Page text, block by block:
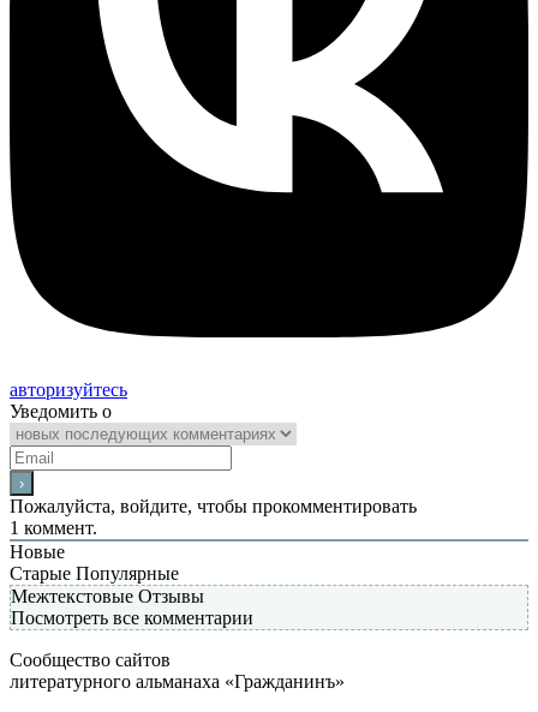
авторизуйтесь
Уведомить о
Пожалуйста, войдите, чтобы прокомментировать
1 коммент.
Новые
Старые Популярные
Межтекстовые Отзывы
Посмотреть все комментарии
Сообщество сайтов
литературного альманаха «Гражданинъ»